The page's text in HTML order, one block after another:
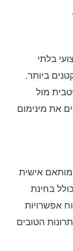
בלתי
ביותר.
מול
את מינימום
מותאם אישית
בחינת
אפשרויות
הטובים